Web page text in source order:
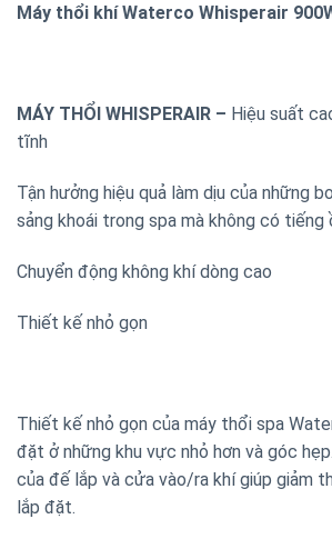
Máy thổi khí Waterco Whisperair
MÁY THỔI WHISPERAIR – Hiệu suất
tĩnh
Tận hưởng hiệu quả làm dịu của những
sảng khoái trong spa mà không có
Chuyển động không khí dòng cao
Thiết kế nhỏ gọn
Thiết kế nhỏ gọn của máy thổi spa
đặt ở những khu vực nhỏ hơn và góc
của đế lắp và cửa vào/ra khí giúp giảm
lắp đặt.